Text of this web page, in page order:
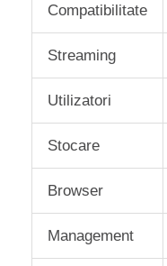
Compatibilitate
Streaming
Utilizatori
Stocare
Browser
Management